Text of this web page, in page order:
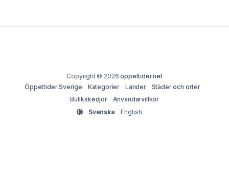
Copyright © 2026oppettider.net
Öppettider Sverige
Kategorier Länder
Städer och orter
Butikskedjor
Användarvillkor
Svenska
English